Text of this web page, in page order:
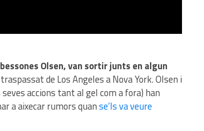
Olsen, van sortir junts en algun
de Los Angeles a Nova York. Olsen i
accions tant al gel com a fora) han
a aixecar rumors quanse’ls va veure